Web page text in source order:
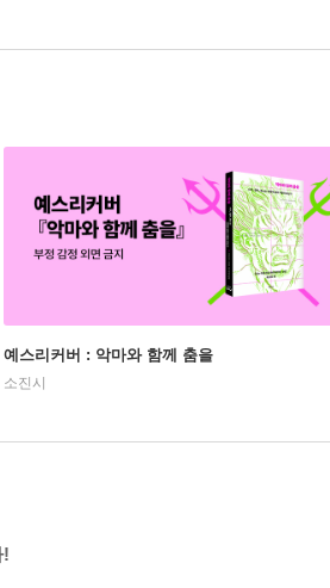
예스리커버 : 악마와 함께 춤을
소진시
!